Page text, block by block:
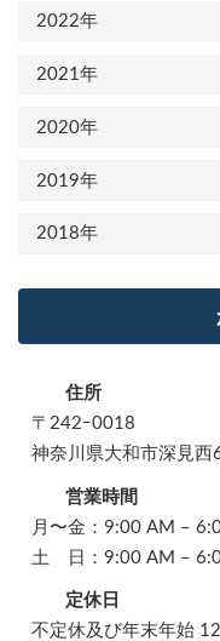
2022年
2021年
2020年
2019年
2018年
住所
〒242ｰ0018
神奈川県大和市深見西
営業時間
月〜金：9:00 AM –
土 日：9:00 AM –
定休日
不定休及び年末年始